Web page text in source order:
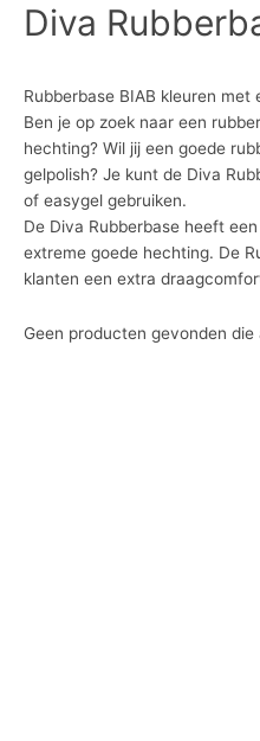
Diva
Rubberbase BIAB kleuren
Ben je op zoek naar een
hechting? Wil jij een goede
gelpolish? Je kunt de Diva
of easygel gebruiken.
De Diva Rubberbase heeft
extreme goede hechting. De
klanten een extra
Geen producten gevonden